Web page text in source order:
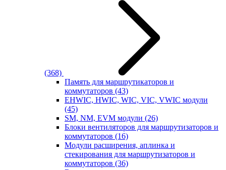
(368)
Память для маршрутикаторов и
коммутаторов (43)
EHWIC, HWIC, WIC, VIC, VWIC модули
(45)
SM, NM, EVM модули (26)
Блоки вентиляторов для маршрутизаторов и
коммутаторов (16)
Модули расширения, аплинка и
стекирования для маршрутизаторов и
коммутаторов (36)